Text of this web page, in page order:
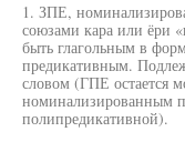
1. ЗПЕ,
союзами кара или ёри
быть глагольным в
предикативным.
словом (ГПЕ остается
номинализированным
полипредикативной).